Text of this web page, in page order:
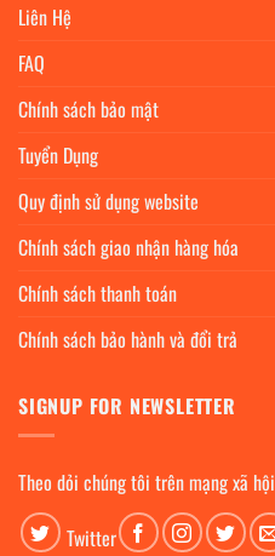
Liên Hệ
FAQ
Chính sách bảo mật
Tuyển Dụng
Quy định sử dụng website
Chính sách giao nhận hàng hóa
Chính sách thanh toán
Chính sách bảo hành và đổi trả
SIGNUP FOR NEWSLETTER
Theo dỏi chúng tôi trên mạng xã hội
Twitter